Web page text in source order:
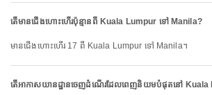
តើមានជើងហោះហើរប៉ុន្មានពី Kuala Lumpur ទៅ Manila?
មានជើងហោះហើរ 17 ពី Kuala Lumpur ទៅ Manila។
តើអាកាសយានដ្ឋានចេញដំណើរដែលពេញនិយមបំផុតនៅ Kuala